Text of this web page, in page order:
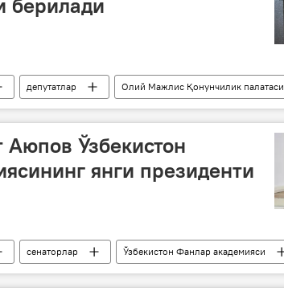
депутатлар
Олий Мажлис Қонунчилик палатаси
Ўзбекистон
янги президенти
сенаторлар
Ўзбекистон Фанлар академияси